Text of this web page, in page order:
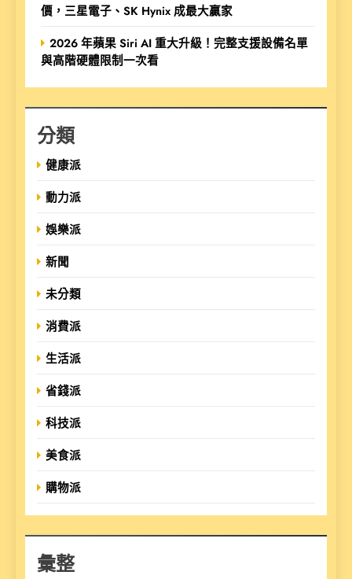
價，三星電子、SK Hynix 成最大贏家
2026 年蘋果 Siri AI 重大升級！完整支援設備名單
與高階硬體限制一次看
分類
健康派
動力派
娛樂派
新聞
未分類
消費派
生活派
省錢派
科技派
美食派
購物派
彙整